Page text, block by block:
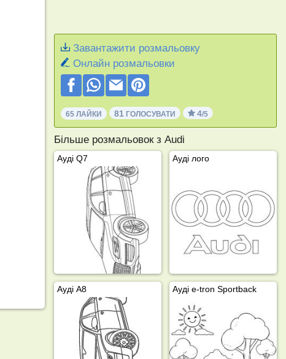
Завантажити розмальовку
Онлайн розмальовки
65 ЛАЙКИ 81 ГОЛОСУВАТИ 4/5
Більше розмальовок з Audi
Ауді Q7 Ауді лого
Ауді А8 Ауді e-tron Sportback